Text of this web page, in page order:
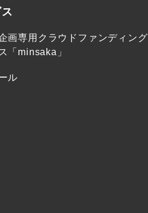
画専用クラウドファンディング
「minsaka」
ル